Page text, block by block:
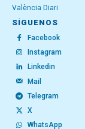
València Diari
SÍGUENOS
Facebook
Instagram
Linkedin
Mail
Telegram
X
WhatsApp